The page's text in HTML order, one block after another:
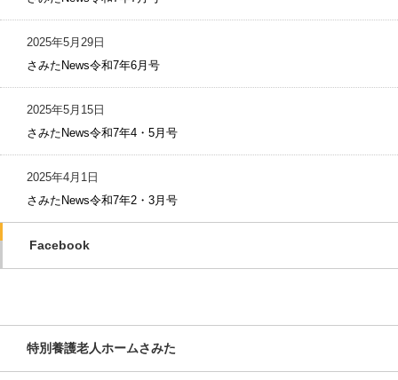
2025年5月29日
さみたNews令和7年6月号
2025年5月15日
さみたNews令和7年4・5月号
2025年4月1日
さみたNews令和7年2・3月号
Facebook
特別養護老人ホームさみた